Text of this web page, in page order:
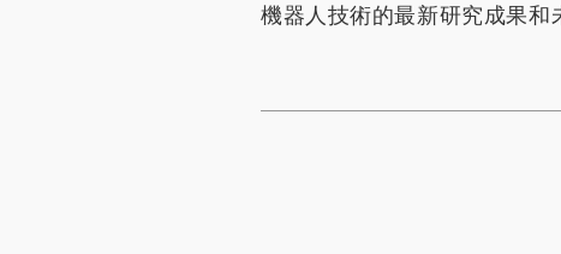
機器人技術的最新研究成果和